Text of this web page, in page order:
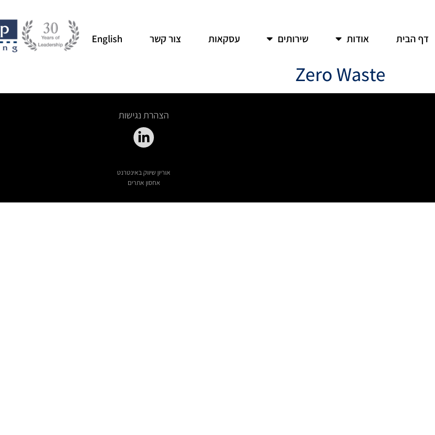
דף הבית אודות שירותים עסקאות צור קשר English
Zero Waste
הצהרת נגישות
אוריון שיווק באינטרנט
אחסון אתרים